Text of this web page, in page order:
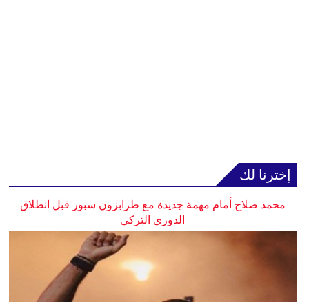
إخترنا لك
محمد صلاح أمام مهمة جديدة مع طرابزون سبور قبل انطلاق
الدوري التركي